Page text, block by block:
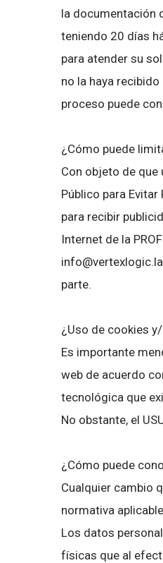
la documentación
teniendo 20 días
para atender su
no la haya
proceso puede
¿Cómo puede
Con objeto de
Público para
para recibir
Internet de la
parte.
¿Uso de cookies
Es importante
web de acuerdo
tecnológica que
No obstante, el
¿Cómo puede
Cualquier cambio
normativa
Los datos
físicas que al